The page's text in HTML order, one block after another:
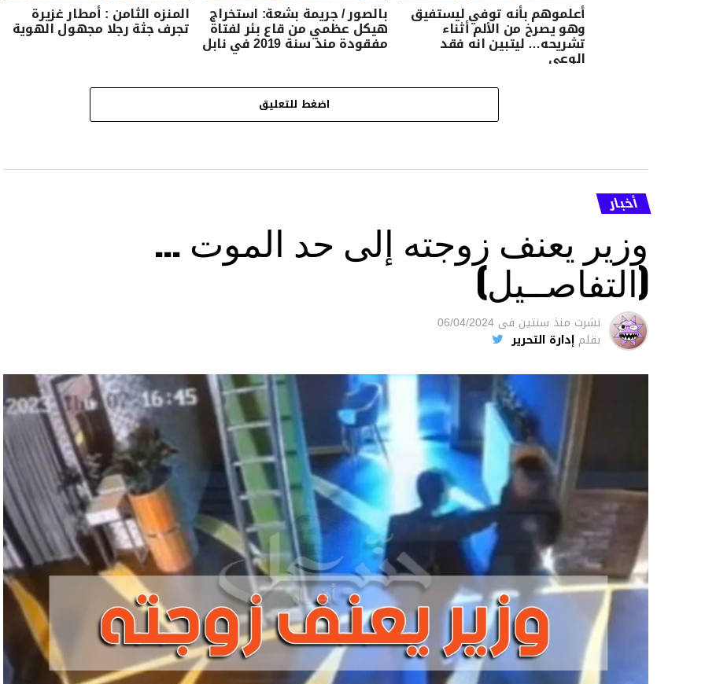
أعلموهم بأنه توفي ليستفيق
وهو يصرخ من الألم أثناء
تشريحه… ليتبين انه فقد
الوعي
بالصور / جريمة بشعة: استخراج
هيكل عظمي من قاع بئر لفتاة
مفقودة منذ سنة 2019 في نابل
المنزه الثامن : أمطار غزيرة
تجرف جثة رجلا مجهول الهوية
اضغط للتعليق
أخبار
وزير يعنف زوجته إلى حد الموت …
(التفاصــيل)
نشرت منذ سنتين فى 06/04/2024
بقلم إدارة التحرير